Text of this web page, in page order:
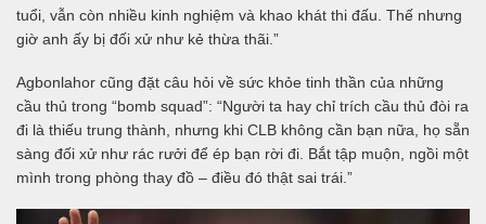
tuổi, vẫn còn nhiều kinh nghiệm và khao khát thi đấu. Thế nhưng
giờ anh ấy bị đối xử như kẻ thừa thãi.”
Agbonlahor cũng đặt câu hỏi về sức khỏe tinh thần của những
cầu thủ trong “bomb squad”: “Người ta hay chỉ trích cầu thủ đòi ra
đi là thiếu trung thành, nhưng khi CLB không cần bạn nữa, họ sẵn
sàng đối xử như rác rưởi để ép bạn rời đi. Bắt tập muộn, ngồi một
mình trong phòng thay đồ – điều đó thật sai trái.”